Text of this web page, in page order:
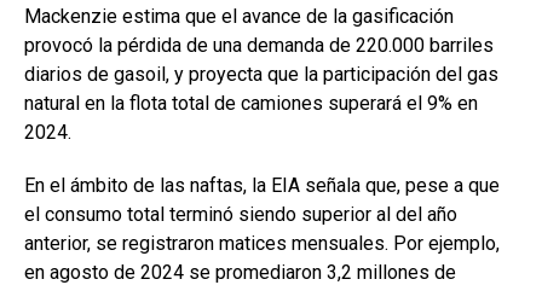
Mackenzie estima que el avance de la gasificación
provocó la pérdida de una demanda de 220.000 barriles
diarios de gasoil, y proyecta que la participación del gas
natural en la flota total de camiones superará el 9% en
2024.
En el ámbito de las naftas, la EIA señala que, pese a que
el consumo total terminó siendo superior al del año
anterior, se registraron matices mensuales. Por ejemplo,
en agosto de 2024 se promediaron 3,2 millones de